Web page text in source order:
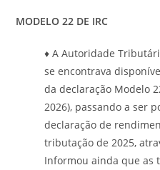
MODELO 22 DE IRC
♦ A Autoridade
se encontrava
da declaração Modelo
2026), passando a ser
declaração de
tributação de 2025,
Informou ainda que as